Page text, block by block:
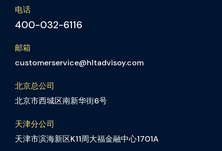
电话
400-032-6116
邮箱
customerservice@hltadvisoy.com
北京总公司
北京市西城区南新华街6号
天津分公司
天津市滨海新区K11周大福金融中心1701A